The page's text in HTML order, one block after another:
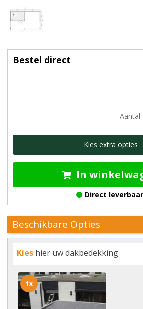
Bestel direct
Aantal
Kies extra opties
In
Direct
Beschikbare Opties
Kies hier uw dakbedekking
1x